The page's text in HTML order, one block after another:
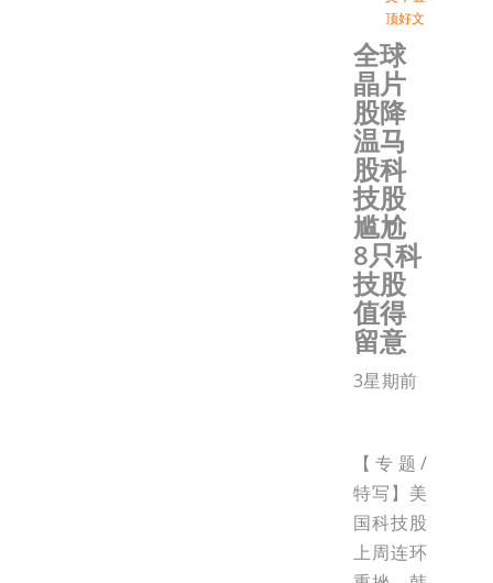
顶好文
全球
晶片
股降
温马
股科
技股
尴尬
8只科
技股
值得
留意
3星期前
【专题/
特写】美
国科技股
上周连环